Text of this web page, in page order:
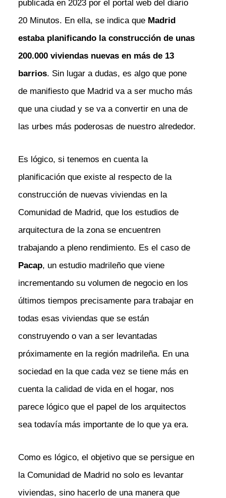
publicada en 2023 por el portal web del diario
20 Minutos. En ella, se indica que Madrid
estaba planificando la construcción de unas
200.000 viviendas nuevas en más de 13
barrios. Sin lugar a dudas, es algo que pone
de manifiesto que Madrid va a ser mucho más
que una ciudad y se va a convertir en una de
las urbes más poderosas de nuestro alrededor.
Es lógico, si tenemos en cuenta la
planificación que existe al respecto de la
construcción de nuevas viviendas en la
Comunidad de Madrid, que los estudios de
arquitectura de la zona se encuentren
trabajando a pleno rendimiento. Es el caso de
Pacap, un estudio madrileño que viene
incrementando su volumen de negocio en los
últimos tiempos precisamente para trabajar en
todas esas viviendas que se están
construyendo o van a ser levantadas
próximamente en la región madrileña. En una
sociedad en la que cada vez se tiene más en
cuenta la calidad de vida en el hogar, nos
parece lógico que el papel de los arquitectos
sea todavía más importante de lo que ya era.
Como es lógico, el objetivo que se persigue en
la Comunidad de Madrid no solo es levantar
viviendas, sino hacerlo de una manera que